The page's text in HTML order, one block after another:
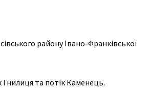
району Івано-Франківської
Гнилиця та потік Каменець.